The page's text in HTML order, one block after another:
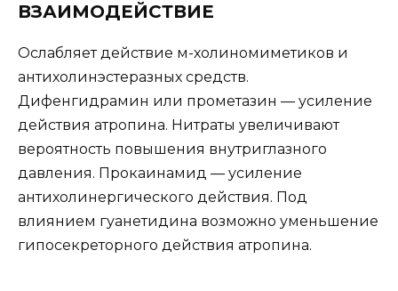
ВЗАИМОДЕЙСТВИЕ
Ослабляет действие м-холиномиметиков и
антихолинэстеразных средств.
Дифенгидрамин или прометазин — усиление
действия атропина. Нитраты увеличивают
вероятность повышения внутриглазного
давления. Прокаинамид — усиление
антихолинергического действия. Под
влиянием гуанетидина возможно уменьшение
гипосекреторного действия атропина.